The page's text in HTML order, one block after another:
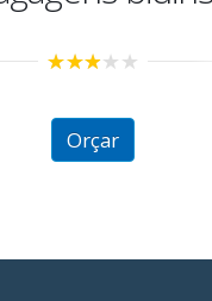
out of
5